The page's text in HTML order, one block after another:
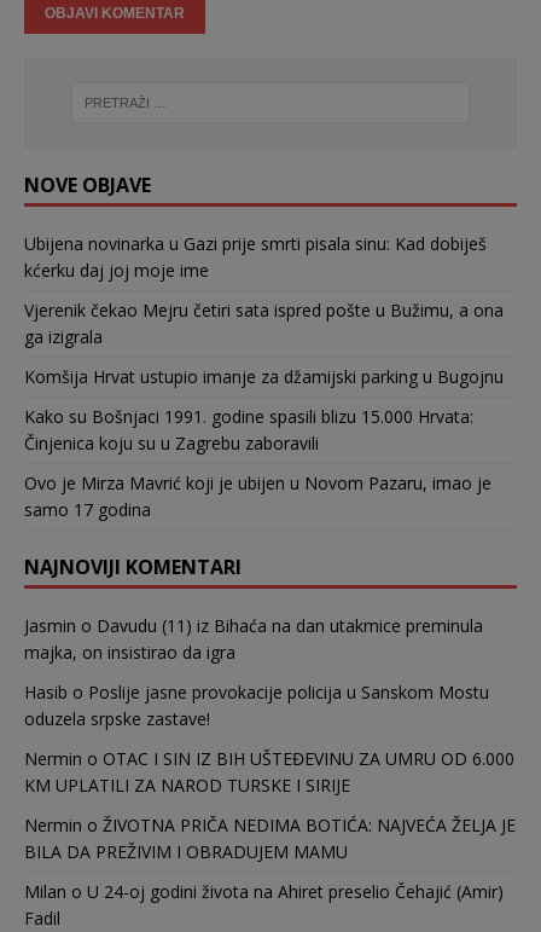
NOVE OBJAVE
Ubijena novinarka u Gazi prije smrti pisala sinu: Kad dobiješ
kćerku daj joj moje ime
Vjerenik čekao Mejru četiri sata ispred pošte u Bužimu, a ona
ga izigrala
Komšija Hrvat ustupio imanje za džamijski parking u Bugojnu
Kako su Bošnjaci 1991. godine spasili blizu 15.000 Hrvata:
Činjenica koju su u Zagrebu zaboravili
Ovo je Mirza Mavrić koji je ubijen u Novom Pazaru, imao je
samo 17 godina
NAJNOVIJI KOMENTARI
Jasmin o Davudu (11) iz Bihaća na dan utakmice preminula
majka, on insistirao da igra
Hasib o Poslije jasne provokacije policija u Sanskom Mostu
oduzela srpske zastave!
Nermin o OTAC I SIN IZ BIH UŠTEĐEVINU ZA UMRU OD 6.000
KM UPLATILI ZA NAROD TURSKE I SIRIJE
Nermin o ŽIVOTNA PRIČA NEDIMA BOTIĆA: NAJVEĆA ŽELJA JE
BILA DA PREŽIVIM I OBRADUJEM MAMU
Milan o U 24-oj godini života na Ahiret preselio Čehajić (Amir)
Fadil